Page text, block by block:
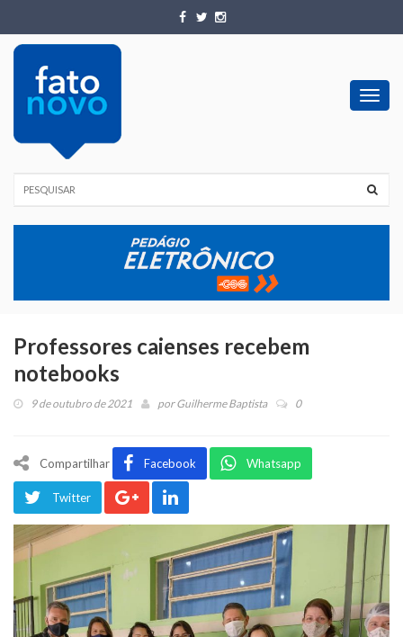
Professores caienses recebem
notebooks
9 de outubro de 2021 porGuilherme Baptista 0
Compartilhar Facebook Whatsapp
Twitter